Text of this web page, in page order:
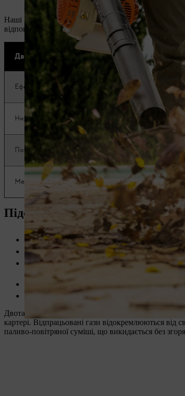
Наші флагманські системи двигунів є водночас
відповідних систем у наступній таблиці.
Двигун STIHL 2-Mix
Ефективне використання палива
Нижчі експлуатаційні витрати
Потужний механізм приводу
Менше забруднення навколишнього середовища
Підсумок: двигун STIHL 2-Mix:
Ефективність: висока продуктивність з
Потужність: високий крутний момент у
Безпечний для довкілля: Витрата палива
шкідливих вихлопних газів.
Економний: Витрата палива зменшується до
Перспективний: Двигун STIHL 2-Mix із
Двотактовий двигун із технологією 2-MIX
картері. Відпрацьовані гази відокремлюються
паливо-повітряної суміші, що викидається без